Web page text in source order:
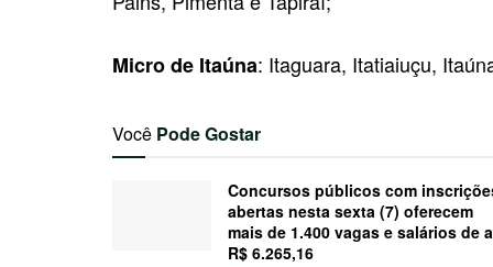
Micro de Itaúna: Itaguara, Itatiaiuçu,
Você Pode Gostar
Concursos públicos com
abertas nesta sexta (7) oferecem
mais de 1.400 vagas e salários de
R$ 6.265,16